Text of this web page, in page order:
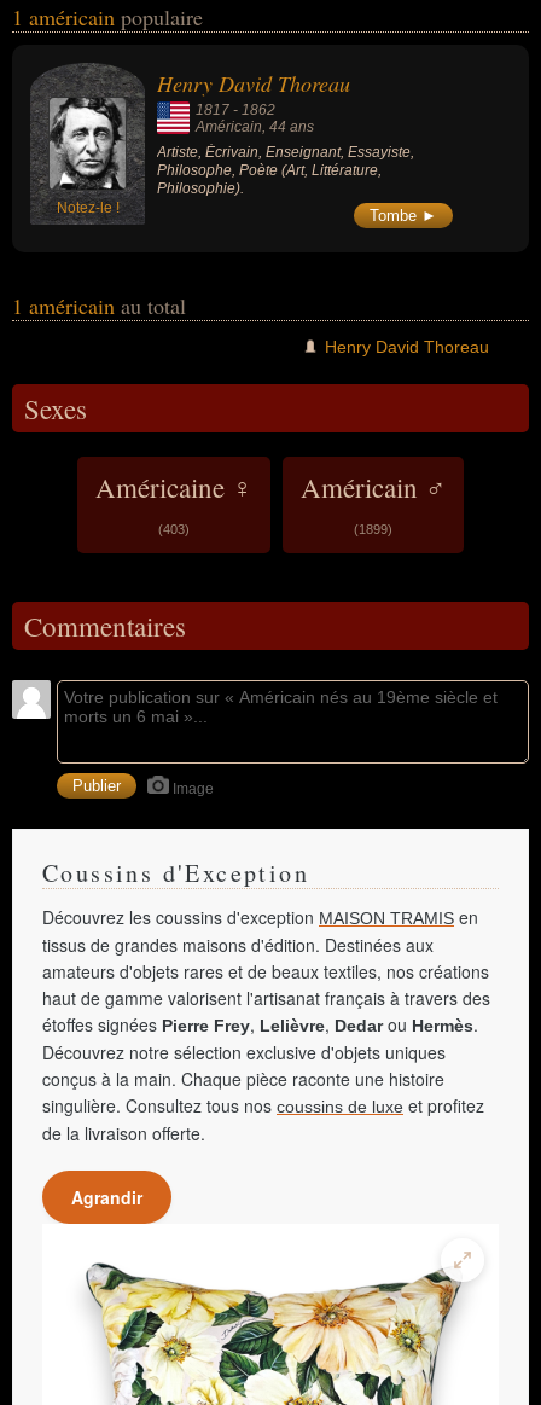
avoir des liens variés dans les domaines de l'art, de la littérature ou
artiste, écrivain, enseignant, essayiste, philosophe ou poète.
1 américain populaire
Notez-le !
Henry David Thoreau
1817 - 1862
Américain, 44 ans
Artiste, Écrivain, Enseignant, Essayiste,
Philosophe, Poète (Art, Littérature,
Philosophie).
Tombe ►
1 américain au total
Henry David Thoreau
Sexes
Américaine ♀
(403)
Américain ♂
(1899)
Commentaires
Image
Coussins d'Exception
Découvrez les coussins d'exception MAISON TRAMIS en
tissus de grandes maisons d'édition. Destinées aux
amateurs d'objets rares et de beaux textiles, nos créations
haut de gamme valorisent l'artisanat français à travers des
étoffes signées Pierre Frey, Lelièvre, Dedarou Hermès.
Découvrez notre sélection exclusive d'objets uniques
conçus à la main. Chaque pièce raconte une histoire
singulière. Consultez tous nos coussins de luxe et profitez
de la livraison offerte.
Agrandir